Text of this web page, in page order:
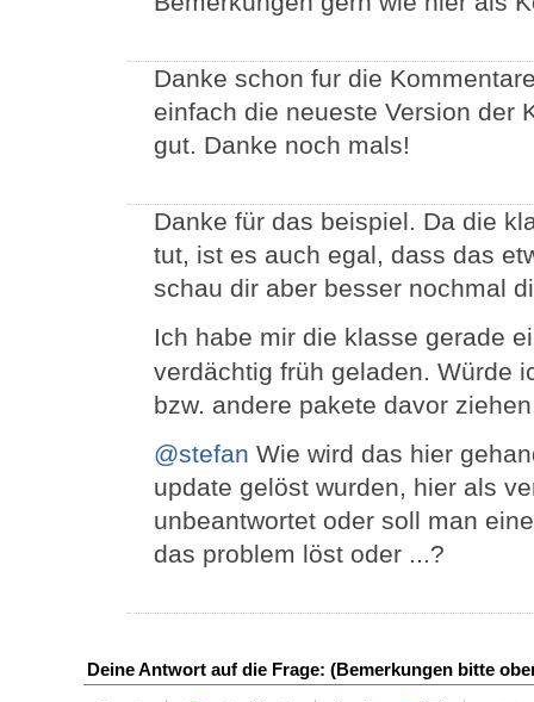
Danke schon fur die
einfach die neueste Version der
gut. Danke noch mals!
Danke für das beispiel. Da die
tut, ist es auch egal, dass das
schau dir aber besser nochmal
Ich habe mir die klasse gerade
verdächtig früh geladen. Würde
bzw. andere pakete davor
@stefan Wie wird das hier
update gelöst wurden, hier als
unbeantwortet oder soll man
das problem löst oder ...?
Deine Antwort auf die Frage: (Bemerkungen bitte